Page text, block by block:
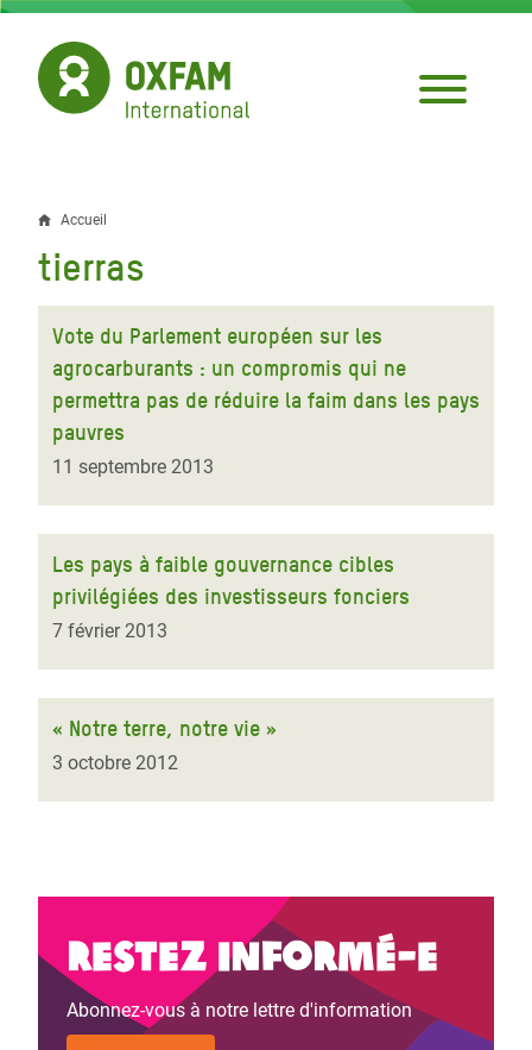
Aller
contenu
principal
Fil
d'Ariane
Accueil
tierras
Vote du Parlement européen sur les
agrocarburants : un compromis qui ne
permettra pas de réduire la faim dans les pays
pauvres
11 septembre 2013
Les pays à faible gouvernance cibles
privilégiées des investisseurs fonciers
7 février 2013
« Notre terre, notre vie »
3 octobre 2012
Restez informé-e
Abonnez-vous à notre lettre d'information